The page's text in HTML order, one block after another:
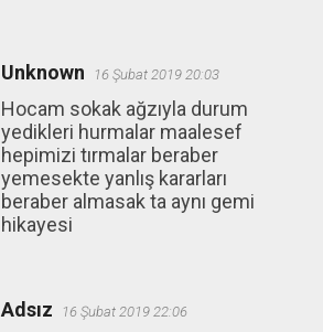
Unknown 16 Şubat 2019 20:03
Hocam sokak ağzıyla durum
yedikleri hurmalar maalesef
hepimizi tırmalar beraber
yemesekte yanlış kararları
beraber almasak ta aynı gemi
hikayesi
Adsız 16 Şubat 2019 22:06